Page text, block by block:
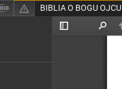
BIBLIA O BOGU OJCU